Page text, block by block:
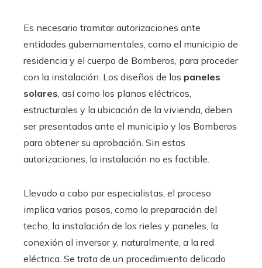
Es necesario tramitar autorizaciones ante
entidades gubernamentales, como el municipio de
residencia y el cuerpo de Bomberos, para proceder
con la instalación. Los diseños de los paneles
solares , así como los planos eléctricos,
estructurales y la ubicación de la vivienda, deben
ser presentados ante el municipio y los Bomberos
para obtener su aprobación. Sin estas
autorizaciones, la instalación no es factible.
Llevado a cabo por especialistas, el proceso
implica varios pasos, como la preparación del
techo, la instalación de los rieles y paneles, la
conexión al inversor y, naturalmente, a la red
eléctrica. Se trata de un procedimiento delicado